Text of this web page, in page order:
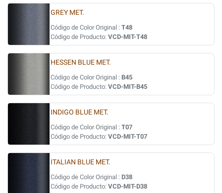
GREY MET.
Código de Color Original : T48
Código de Producto: VCD-MIT-T48
HESSEN BLUE MET.
Código de Color Original : B45
Código de Producto: VCD-MIT-B45
INDIGO BLUE MET.
Código de Color Original : T07
Código de Producto: VCD-MIT-T07
ITALIAN BLUE MET.
Código de Color Original : D38
Código de Producto: VCD-MIT-D38